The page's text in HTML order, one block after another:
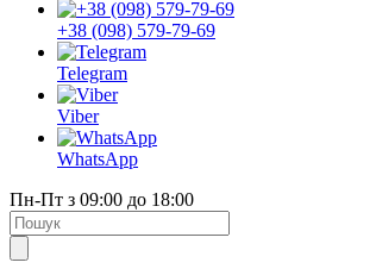
+38 (098) 579-79-69
Telegram
Viber
WhatsApp
Пн-Пт з 09:00 до 18:00